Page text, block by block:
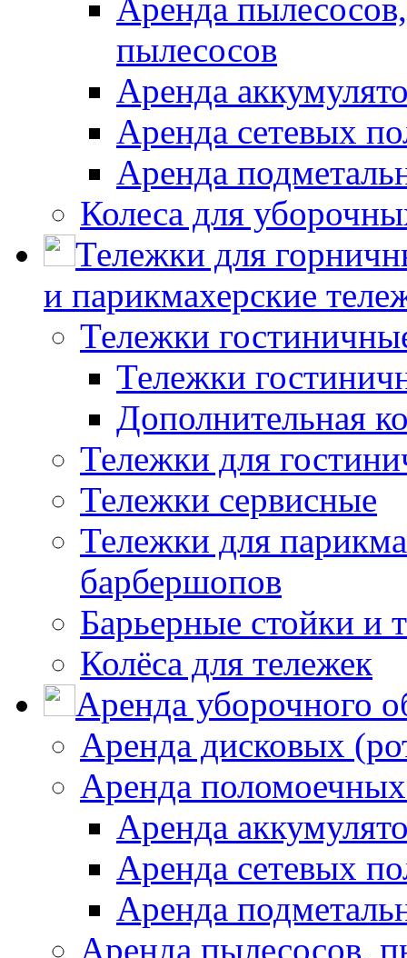
Аренда
пылесосов
Аренда
Аренда сетевых
Аренда
Колеса для
Тележки для
и парикмахерские
Тележки
Тележки
Дополнительная
Тележки для
Тележки сервисные
Тележки для
барбершопов
Барьерные стойки и
Колёса для тележек
Аренда уборочного
Аренда дисковых
Аренда
Аренда
Аренда сетевых
Аренда
Аренда пылесосов,